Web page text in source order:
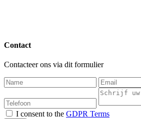
Contact
Contacteer ons via dit formulier
I consent to the GDPR Terms